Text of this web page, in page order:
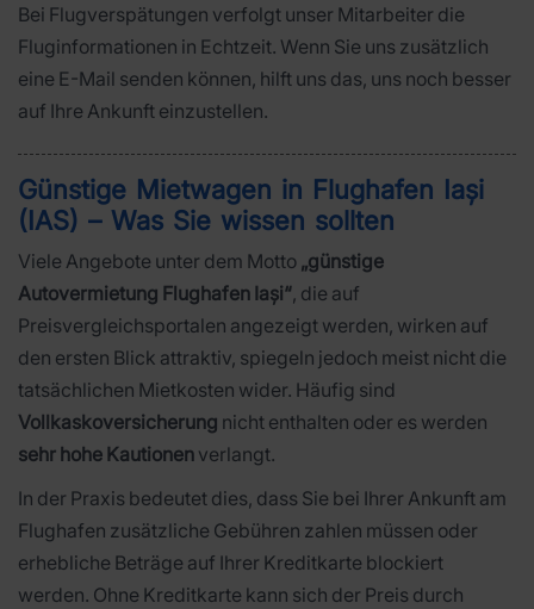
Bei Flugverspätungen verfolgt unser Mitarbeiter die
Fluginformationen in Echtzeit. Wenn Sie uns zusätzlich
eine E-Mail senden können, hilft uns das, uns noch besser
auf Ihre Ankunft einzustellen.
Günstige Mietwagen in Flughafen Iași
(IAS) – Was Sie wissen sollten
Viele Angebote unter dem Motto „günstige
Autovermietung Flughafen Iași“, die auf
Preisvergleichsportalen angezeigt werden, wirken auf
den ersten Blick attraktiv, spiegeln jedoch meist nicht die
tatsächlichen Mietkosten wider. Häufig sind
Vollkaskoversicherung nicht enthalten oder es werden
sehr hohe Kautionen verlangt.
In der Praxis bedeutet dies, dass Sie bei Ihrer Ankunft am
Flughafen zusätzliche Gebühren zahlen müssen oder
erhebliche Beträge auf Ihrer Kreditkarte blockiert
werden. Ohne Kreditkarte kann sich der Preis durch